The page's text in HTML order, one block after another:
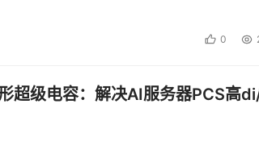
时策略，即通过对虚拟化技术进行哲学和
立数据系统公司首席科学家Claus
，奠定了在此行业中的创新者地位，因而
对手羡慕，因为我们可利用领先的虚拟化技
0
超级电容：解决AI服务器PCS高